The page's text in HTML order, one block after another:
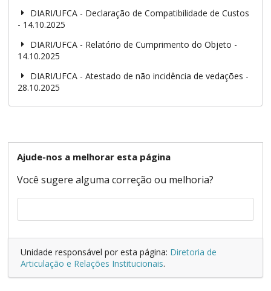
DIARI/UFCA - Declaração de Compatibilidade de Custos
- 14.10.2025
DIARI/UFCA - Relatório de Cumprimento do Objeto -
14.10.2025
DIARI/UFCA - Atestado de não incidência de vedações -
28.10.2025
Ajude-nos a melhorar esta página
Você sugere alguma correção ou melhoria?
Unidade responsável por esta página: Diretoria de
Articulação e Relações Institucionais.